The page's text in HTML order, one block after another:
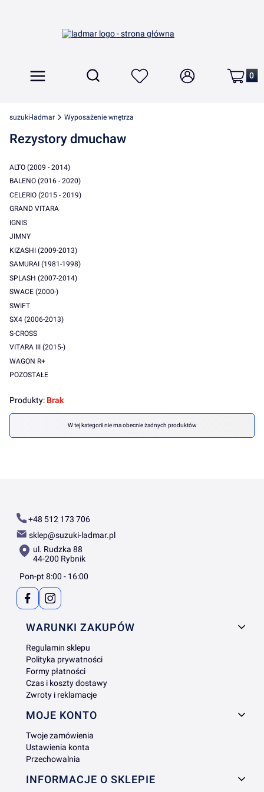
Menu Otwórz wyszukiwarkę
Szukaj Ulubione Zaloguj się Koszyk
suzuki-ladmar Wyposażenie wnętrza
Rezystory dmuchaw
ALTO (2009 - 2014)
BALENO (2016 - 2020)
CELERIO (2015 - 2019)
GRAND VITARA
IGNIS
JIMNY
KIZASHI (2009-2013)
SAMURAI (1981-1998)
SPLASH (2007-2014)
SWACE (2000-)
SWIFT
SX4 (2006-2013)
S-CROSS
VITARA III (2015-)
WAGON R+
POZOSTAŁE
Produkty:Brak
Lista produktówW tej kategorii nie ma obecnie żadnych produktów
+48 512 173 706
sklep@suzuki-ladmar.pl
ul. Rudzka 88
44-200 Rybnik
Pon-pt 8:00 - 16:00
Linki w stopce
WARUNKI ZAKUPÓW
Regulamin sklepu
Polityka prywatności
Formy płatności
Czas i koszty dostawy
Zwroty i reklamacje
MOJE KONTO
Twoje zamówienia
Ustawienia konta
Przechowalnia
INFORMACJE O SKLEPIE